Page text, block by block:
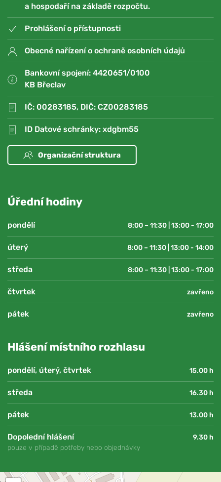
a hospodaří na základě rozpočtu.
Prohlášení o přístupnosti
Obecné nařízení o ochraně osobních údajů
Bankovní spojení: 4420651/0100
KB Břeclav
IČ: 00283185, DIČ: CZ00283185
ID Datové schránky: xdgbm55
Organizační struktura
Úřední hodiny
pondělí 8:00 – 11:30 | 13:00 - 17:00
úterý 8:00 – 11:30 | 13:00 - 14:00
středa 8:00 – 11:30 | 13:00 - 17:00
čtvrtek zavřeno
pátek zavřeno
Hlášení místního rozhlasu
pondělí, úterý, čtvrtek 15.00 h
středa 16.30 h
pátek 13.00 h
Dopolední hlášení
9.30 h
pouze v případě potřeby nebo objednávky